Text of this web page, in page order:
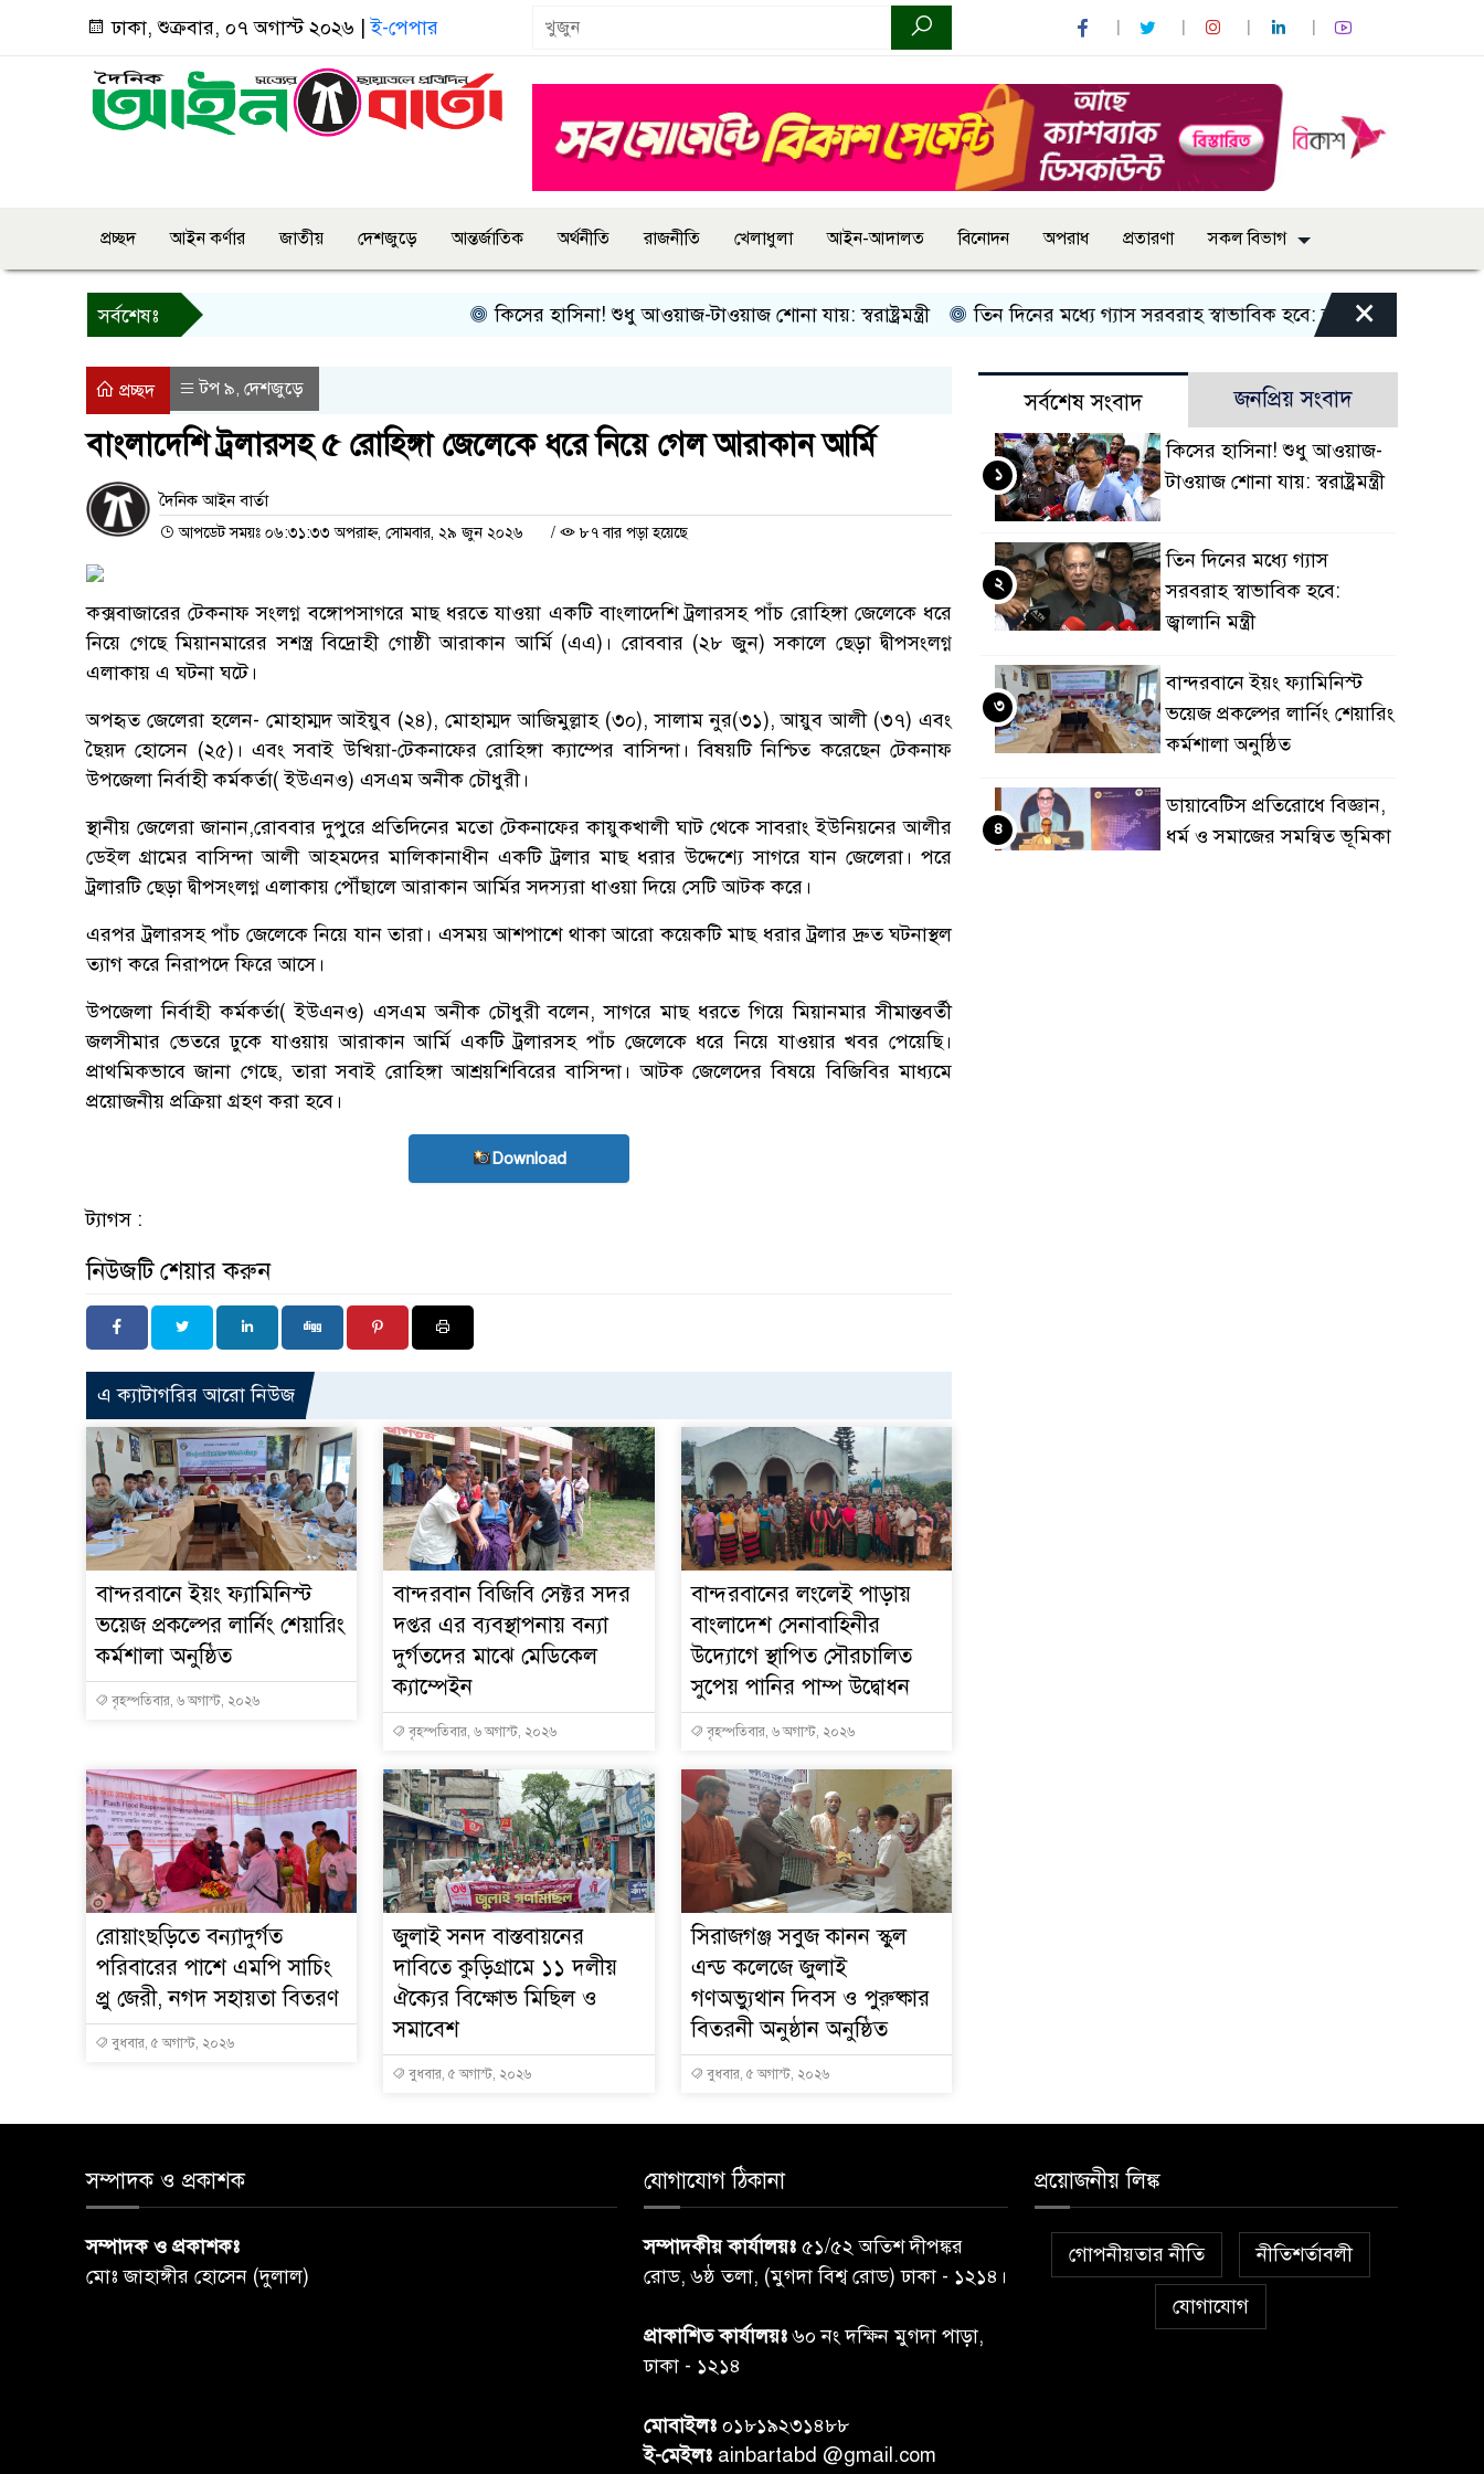
ঢাকা, শুক্রবার, ০৭ অগাস্ট ২০২৬ |ই-পেপার
প্রচ্ছদ আইন কর্ণার জাতীয় দেশজুড়ে আন্তর্জাতিক অর্থনীতি রাজনীতি খেলাধুলা আইন-আদালত বিনোদন অপরাধ প্রতারণা সকল বিভাগ
সর্বশেষঃ কিসের হাসিনা! শুধু আওয়াজ-টাওয়াজ শোনা যায়: স্বরাষ্ট্রমন্ত্রী তিন দিনের মধ্যে গ্যাস সরবরাহ স্বাভাবিক হবে: জ্বালানি মন্ত্রী
×
প্রচ্ছদ টপ ৯, দেশজুড়ে
বাংলাদেশি ট্রলারসহ ৫ রোহিঙ্গা জেলেকে ধরে নিয়ে গেল আরাকান আর্মি
দৈনিক আইন বার্তা
আপডেট সময়ঃ ০৬:৩১:৩৩ অপরাহ্ন, সোমবার, ২৯ জুন ২০২৬ / ৮৭ বার পড়া হয়েছে
কক্সবাজারের টেকনাফ সংলগ্ন বঙ্গোপসাগরে মাছ ধরতে যাওয়া একটি বাংলাদেশি ট্রলারসহ পাঁচ রোহিঙ্গা জেলেকে ধরে
নিয়ে গেছে মিয়ানমারের সশস্ত্র বিদ্রোহী গোষ্ঠী আরাকান আর্মি (এএ)। রোববার (২৮ জুন) সকালে ছেড়া দ্বীপসংলগ্ন
এলাকায় এ ঘটনা ঘটে।
অপহৃত জেলেরা হলেন- মোহাম্মদ আইয়ুব (২৪), মোহাম্মদ আজিমুল্লাহ (৩০), সালাম নুর(৩১), আয়ুব আলী (৩৭) এবং
ছৈয়দ হোসেন (২৫)। এবং সবাই উখিয়া-টেকনাফের রোহিঙ্গা ক্যাম্পের বাসিন্দা। বিষয়টি নিশ্চিত করেছেন টেকনাফ
উপজেলা নির্বাহী কর্মকর্তা( ইউএনও) এসএম অনীক চৌধুরী।
স্থানীয় জেলেরা জানান,রোববার দুপুরে প্রতিদিনের মতো টেকনাফের কায়ুকখালী ঘাট থেকে সাবরাং ইউনিয়নের আলীর
ডেইল গ্রামের বাসিন্দা আলী আহমদের মালিকানাধীন একটি ট্রলার মাছ ধরার উদ্দেশ্যে সাগরে যান জেলেরা। পরে
ট্রলারটি ছেড়া দ্বীপসংলগ্ন এলাকায় পৌঁছালে আরাকান আর্মির সদস্যরা ধাওয়া দিয়ে সেটি আটক করে।
এরপর ট্রলারসহ পাঁচ জেলেকে নিয়ে যান তারা। এসময় আশপাশে থাকা আরো কয়েকটি মাছ ধরার ট্রলার দ্রুত ঘটনাস্থল
ত্যাগ করে নিরাপদে ফিরে আসে।
উপজেলা নির্বাহী কর্মকর্তা( ইউএনও) এসএম অনীক চৌধুরী বলেন, সাগরে মাছ ধরতে গিয়ে মিয়ানমার সীমান্তবর্তী
জলসীমার ভেতরে ঢুকে যাওয়ায় আরাকান আর্মি একটি ট্রলারসহ পাঁচ জেলেকে ধরে নিয়ে যাওয়ার খবর পেয়েছি।
প্রাথমিকভাবে জানা গেছে, তারা সবাই রোহিঙ্গা আশ্রয়শিবিরের বাসিন্দা। আটক জেলেদের বিষয়ে বিজিবির মাধ্যমে
প্রয়োজনীয় প্রক্রিয়া গ্রহণ করা হবে।
Download
ট্যাগস :
নিউজটি শেয়ার করুন
এ ক্যাটাগরির আরো নিউজ
বান্দরবানে ইয়ং ফ্যামিনিস্ট
ভয়েজ প্রকল্পের লার্নিং শেয়ারিং
কর্মশালা অনুষ্ঠিত
বৃহস্পতিবার, ৬ অগাস্ট, ২০২৬
বান্দরবান বিজিবি সেক্টর সদর
দপ্তর এর ব্যবস্থাপনায় বন্যা
দুর্গতদের মাঝে মেডিকেল
ক্যাম্পেইন
বৃহস্পতিবার, ৬ অগাস্ট, ২০২৬
বান্দরবানের লংলেই পাড়ায়
বাংলাদেশ সেনাবাহিনীর
উদ্যোগে স্থাপিত সৌরচালিত
সুপেয় পানির পাম্প উদ্বোধন
বৃহস্পতিবার, ৬ অগাস্ট, ২০২৬
রোয়াংছড়িতে বন্যাদুর্গত
পরিবারের পাশে এমপি সাচিং
প্রু জেরী, নগদ সহায়তা বিতরণ
বুধবার, ৫ অগাস্ট, ২০২৬
জুলাই সনদ বাস্তবায়নের
দাবিতে কুড়িগ্রামে ১১ দলীয়
ঐক্যের বিক্ষোভ মিছিল ও
সমাবেশ
বুধবার, ৫ অগাস্ট, ২০২৬
সিরাজগঞ্জ সবুজ কানন স্কুল
এন্ড কলেজে জুলাই
গণঅভ্যুথান দিবস ও পুরুষ্কার
বিতরনী অনুষ্ঠান অনুষ্ঠিত
বুধবার, ৫ অগাস্ট, ২০২৬
সর্বশেষ সংবাদ জনপ্রিয় সংবাদ
কিসের হাসিনা! শুধু আওয়াজ-
টাওয়াজ শোনা যায়: স্বরাষ্ট্রমন্ত্রী
১
তিন দিনের মধ্যে গ্যাস
সরবরাহ স্বাভাবিক হবে:
জ্বালানি মন্ত্রী
২
বান্দরবানে ইয়ং ফ্যামিনিস্ট
ভয়েজ প্রকল্পের লার্নিং শেয়ারিং
কর্মশালা অনুষ্ঠিত
৩
ডায়াবেটিস প্রতিরোধে বিজ্ঞান,
ধর্ম ও সমাজের সমন্বিত ভূমিকা
৪
সম্পাদক ও প্রকাশক
সম্পাদক ও প্রকাশকঃ
মোঃ জাহাঙ্গীর হোসেন (দুলাল)
যোগাযোগ ঠিকানা
সম্পাদকীয় কার্যালয়ঃ ৫১/৫২ অতিশ দীপঙ্কর
রোড, ৬ষ্ঠ তলা, (মুগদা বিশ্ব রোড) ঢাকা - ১২১৪।
প্রাকাশিত কার্যালয়ঃ৬০ নং দক্ষিন মুগদা পাড়া,
ঢাকা - ১২১৪
মোবাইলঃ ০১৮১৯২৩১৪৮৮
ই-মেইলঃ ainbartabd @gmail.com
প্রয়োজনীয় লিঙ্ক
গোপনীয়তার নীতি নীতিশর্তাবলী
যোগাযোগ